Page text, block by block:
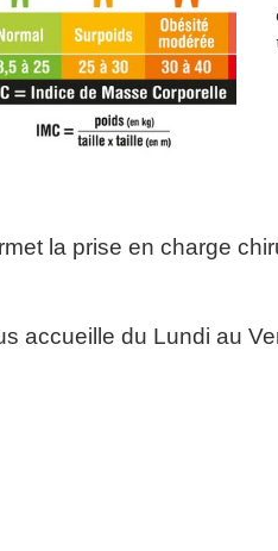
la prise en charge
accueille du Lundi au